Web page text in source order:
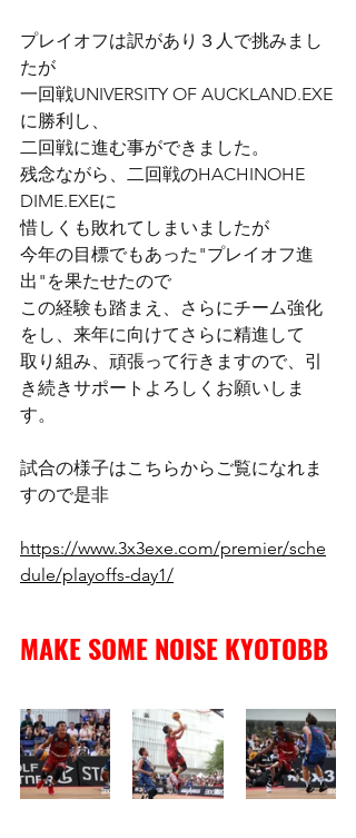
プレイオフは訳があり３人で挑みまし
たが
一回戦UNIVERSITY OF AUCKLAND.EXE
に勝利し、
二回戦に進む事ができました。
残念ながら、二回戦のHACHINOHE
DIME.EXEに
惜しくも敗れてしまいましたが
今年の目標でもあった"プレイオフ進
出"を果たせたので
この経験も踏まえ、さらにチーム強化
をし、来年に向けてさらに精進して
取り組み、頑張って行きますので、引
き続きサポートよろしくお願いしま
す。
試合の様子はこちらからご覧になれま
すので是非
https://www.3x3exe.com/premier/sche
dule/playoffs-day1/
MAKE SOME NOISE KYOTOBB